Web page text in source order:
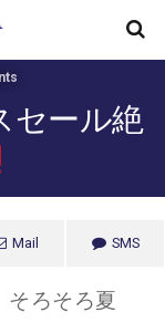
セール絶
Mail SMS
ろそろ夏